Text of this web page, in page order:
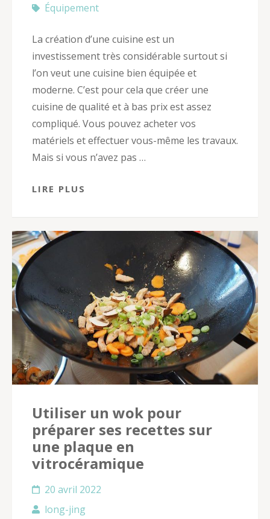
Équipement
La création d’une cuisine est un
investissement très considérable surtout si
l’on veut une cuisine bien équipée et
moderne. C’est pour cela que créer une
cuisine de qualité et à bas prix est assez
compliqué. Vous pouvez acheter vos
matériels et effectuer vous-même les travaux.
Mais si vous n’avez pas …
LIRE PLUS
Utiliser un wok pour
préparer ses recettes sur
une plaque en
vitrocéramique
20 avril 2022
long-jing